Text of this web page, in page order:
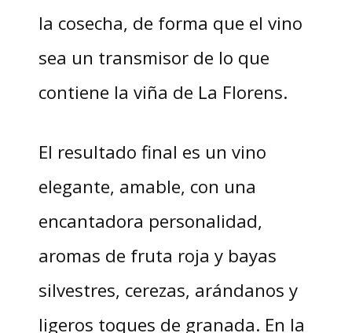
la cosecha, de forma que el vino
sea un transmisor de lo que
contiene la viña de La Florens.
El resultado final es un vino
elegante, amable, con una
encantadora personalidad,
aromas de fruta roja y bayas
silvestres, cerezas, arándanos y
ligeros toques de granada. En la